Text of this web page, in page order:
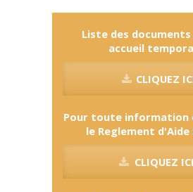
Liste des
accueil
CLIQUEZ
Pour toute information
le Reglement d'Aide
CLIQUEZ ICI